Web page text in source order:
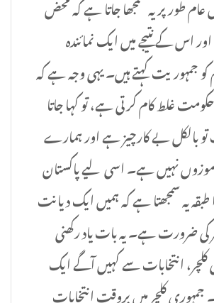
عام طور پر یہ سمجھا جاتا ہے کہ محض
اس کے نتیجے میں ایک نمائندہ
جمہوریت کہتے ہیں۔ یہی وجہ ہے کہ
غلط کام کرتی ہے، تو کہا جاتا
بالکل بے کارچیز ہے اور ہمارے
نہیں ہے۔ اسی لیے پاکستان
یہ سمجھتا ہے کہ ہمیں ایک دیانت
کی ضرورت ہے۔ یہ بات یاد رکھنی
کلچر، انتخابات سے کہیں آگے ایک
کلچر میں بروقت انتخابات